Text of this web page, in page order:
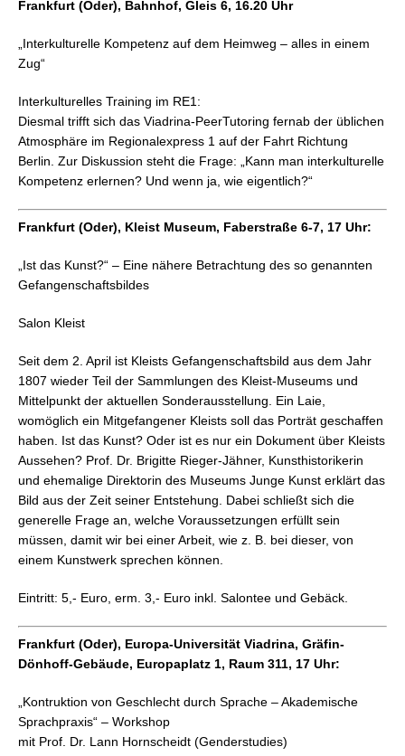
Frankfurt (Oder), Bahnhof, Gleis 6, 16.20 Uhr
„Interkulturelle Kompetenz auf dem Heimweg – alles in einem
Zug“
Interkulturelles Training im RE1:
Diesmal trifft sich das Viadrina-PeerTutoring fernab der üblichen
Atmosphäre im Regionalexpress 1 auf der Fahrt Richtung
Berlin. Zur Diskussion steht die Frage: „Kann man interkulturelle
Kompetenz erlernen? Und wenn ja, wie eigentlich?“
Frankfurt (Oder), Kleist Museum, Faberstraße 6-7, 17 Uhr:
„Ist das Kunst?“ – Eine nähere Betrachtung des so genannten
Gefangenschaftsbildes
Salon Kleist
Seit dem 2. April ist Kleists Gefangenschaftsbild aus dem Jahr
1807 wieder Teil der Sammlungen des Kleist-Museums und
Mittelpunkt der aktuellen Sonderausstellung. Ein Laie,
womöglich ein Mitgefangener Kleists soll das Porträt geschaffen
haben. Ist das Kunst? Oder ist es nur ein Dokument über Kleists
Aussehen? Prof. Dr. Brigitte Rieger-Jähner, Kunsthistorikerin
und ehemalige Direktorin des Museums Junge Kunst erklärt das
Bild aus der Zeit seiner Entstehung. Dabei schließt sich die
generelle Frage an, welche Voraussetzungen erfüllt sein
müssen, damit wir bei einer Arbeit, wie z. B. bei dieser, von
einem Kunstwerk sprechen können.
Eintritt: 5,- Euro, erm. 3,- Euro inkl. Salontee und Gebäck.
Frankfurt (Oder), Europa-Universität Viadrina, Gräfin-
Dönhoff-Gebäude, Europaplatz 1, Raum 311, 17 Uhr:
„Kontruktion von Geschlecht durch Sprache – Akademische
Sprachpraxis“ – Workshop
mit Prof. Dr. Lann Hornscheidt (Genderstudies)